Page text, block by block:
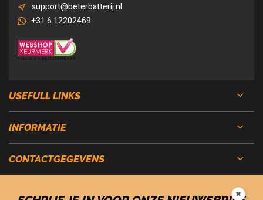
support@beterbatterij.nl
+31 6 12202469
USEFULL LINKS
INFORMATIE
CONTACTGEGEVENS
✖